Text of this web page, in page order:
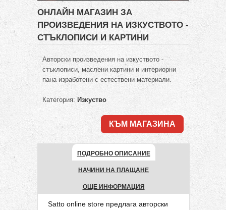
ОНЛАЙН МАГАЗИН ЗА
ПРОИЗВЕДЕНИЯ НА ИЗКУСТВОТО -
СТЪКЛОПИСИ И КАРТИНИ
Авторски произведения на изкуството -
стъклописи, маслени картини и интериорни
пана изработени с естествени материали.
Категория: Изкуство
КЪМ МАГАЗИНА
ПОДРОБНО ОПИСАНИЕ
НАЧИНИ НА ПЛАЩАНЕ
ОЩЕ ИНФОРМАЦИЯ
Satto online store предлага авторски